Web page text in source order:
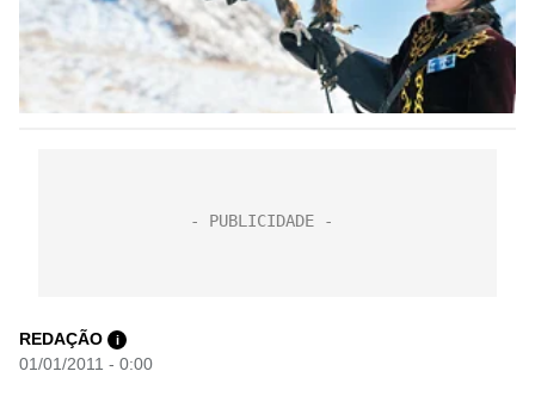
REDAÇÃO i
01/01/2011 - 0:00